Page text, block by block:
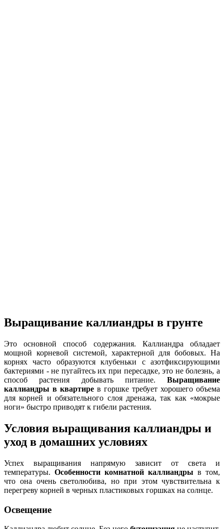
Выращивание каллиандры в грунте
Это основной способ содержания. Каллиандра обладает
мощной корневой системой, характерной для бобовых. На
корнях часто образуются клубеньки с азотфиксирующими
бактериями - не пугайтесь их при пересадке, это не болезнь, а
способ растения добывать питание. Выращивание
каллиандры в квартире в горшке требует хорошего объема
для корней и обязательного слоя дренажа, так как «мокрые
ноги» быстро приводят к гибели растения.
Условия выращивания каллиандры и
уход в домашних условиях
Успех выращивания напрямую зависит от света и
температуры. Особенности комнатной каллиандры в том,
что она очень светолюбива, но при этом чувствительна к
перегреву корней в черных пластиковых горшках на солнце.
Освещение